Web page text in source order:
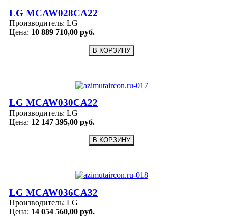
LG MCAW028CA22
Производитель: LG
Цена: 10 889 710,00 руб.
LG MCAW030CA22
Производитель: LG
Цена: 12 147 395,00 руб.
LG MCAW036CA32
Производитель: LG
Цена: 14 054 560,00 руб.